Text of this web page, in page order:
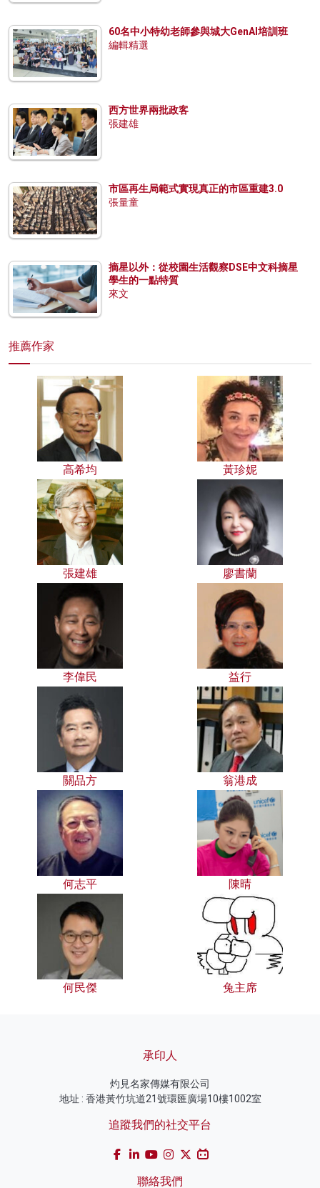
60名中小特幼老師參與城大GenAI培訓班
編輯精選
西方世界兩批政客
張建雄
市區再生局範式實現真正的市區重建3.0
張量童
摘星以外：從校園生活觀察DSE中文科摘星
學生的一點特質
來文
推薦作家
高希均 黃珍妮
張建雄 廖書蘭
李偉民 益行
關品方 翁港成
何志平 陳晴
何民傑 兔主席
承印人
灼見名家傳媒有限公司
地址 : 香港黃竹坑道21號環匯廣場10樓1002室
追蹤我們的社交平台
聯絡我們